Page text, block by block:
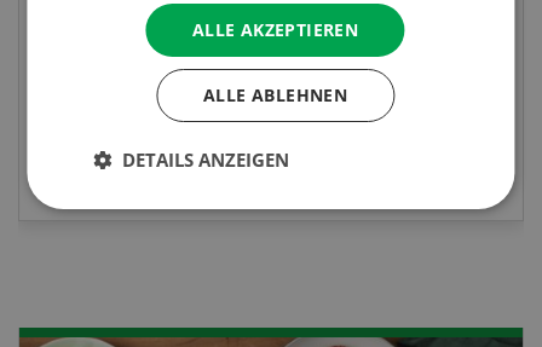
die perfekte Wahl für Sie. Der Abschluss lässt
sich mit einem Praktikum zum fachbezogenen,
berufsunabhängigen Ausweis erweitern.
MEHR ZUR VERANSTALTUNG
ALLE AKZEPTIEREN
ALLE ABLEHNEN
DETAILS ANZEIGEN